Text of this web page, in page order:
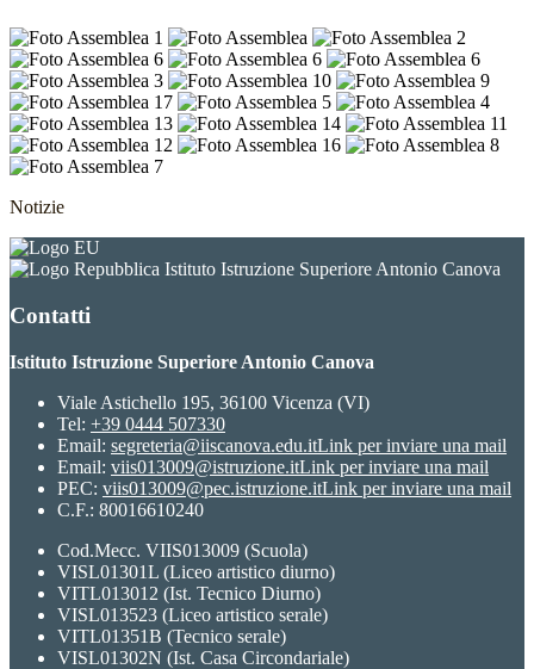
Notizie
Istituto Istruzione Superiore Antonio Canova
Contatti
Istituto Istruzione Superiore Antonio Canova
Viale Astichello 195, 36100 Vicenza (VI)
Tel: +39 0444 507330
Email: segreteria@iiscanova.edu.itLink per inviare una mail
Email: viis013009@istruzione.itLink per inviare una mail
PEC: viis013009@pec.istruzione.itLink per inviare una mail
C.F.: 80016610240
Cod.Mecc. VIIS013009 (Scuola)
VISL01301L (Liceo artistico diurno)
VITL013012 (Ist. Tecnico Diurno)
VISL013523 (Liceo artistico serale)
VITL01351B (Tecnico serale)
VISL01302N (Ist. Casa Circondariale)